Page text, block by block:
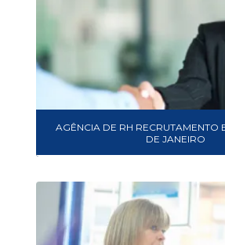
AGÊNCIA DE RH RECRUTAMENTO
DE JANEIRO